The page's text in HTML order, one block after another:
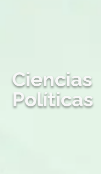
Ciencias
Políticas